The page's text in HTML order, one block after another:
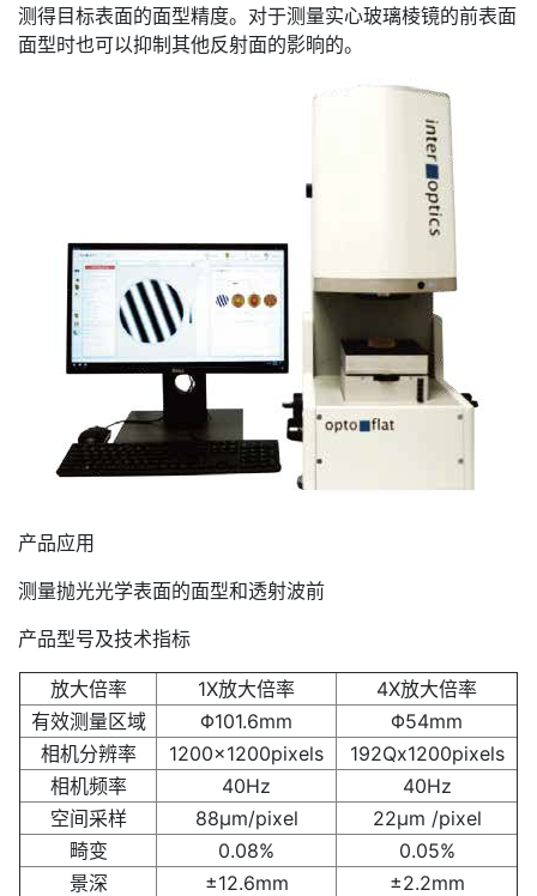
测得目标表面的面型精度。对于测量实心玻璃棱镜的前表面
面型时也可以抑制其他反射面的影晌的。
产品应用
测量抛光光学表面的面型和透射波前
产品型号及技术指标
放大倍率 1X放大倍率
4X放大倍率
有效测量区域
Φ101.6mm
Φ54mm
相机分辨率
1200x1200pixels
192Qx1200pixels
相机频率
40Hz
40Hz
空间采样
88µm/pixel
22µm /pixel
畸变
0.08%
0.05%
景深
±12.6mm
±2.2mm